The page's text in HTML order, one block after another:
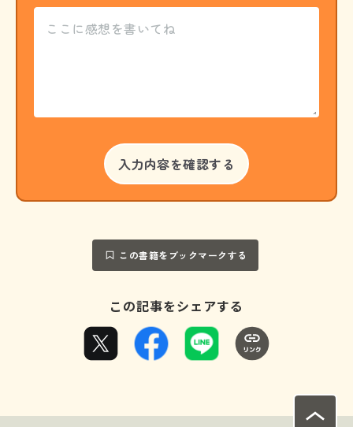
この書籍をブックマークする
この記事をシェアする